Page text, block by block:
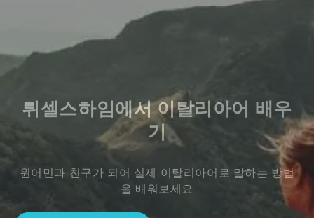
뤼셀스하임에서 이탈리아어 배우
기
원어민과 친구가 되어 실제 이탈리아어로 말하는 방법
을 배워보세요